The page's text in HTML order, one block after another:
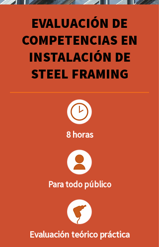
EVALUACIÓN DE
COMPETENCIAS EN
INSTALACIÓN DE
STEEL FRAMING
8 horas
Para todo público
Evaluación teórico práctica